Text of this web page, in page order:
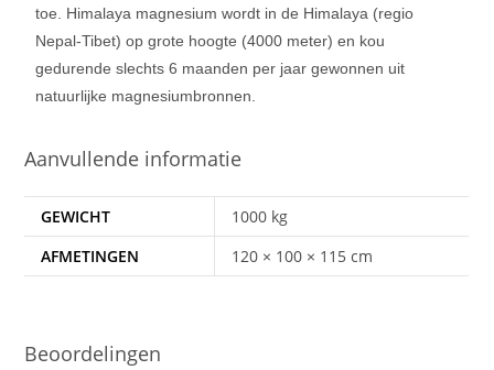
toe. Himalaya magnesium wordt in de Himalaya (regio
Nepal-Tibet) op grote hoogte (4000 meter) en kou
gedurende slechts 6 maanden per jaar gewonnen uit
natuurlijke magnesiumbronnen.
Aanvullende informatie
GEWICHT
1000 kg
AFMETINGEN
120 × 100 × 115 cm
Beoordelingen